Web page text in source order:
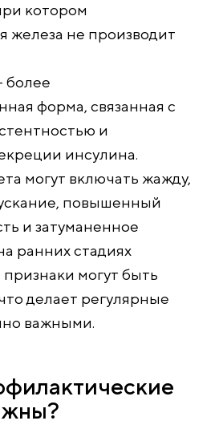
котором
железа не производит
более
форма, связанная с
и
инсулина.
могут включать жажду,
повышенный
и затуманенное
ранних стадиях
могут быть
делает регулярные
важными.